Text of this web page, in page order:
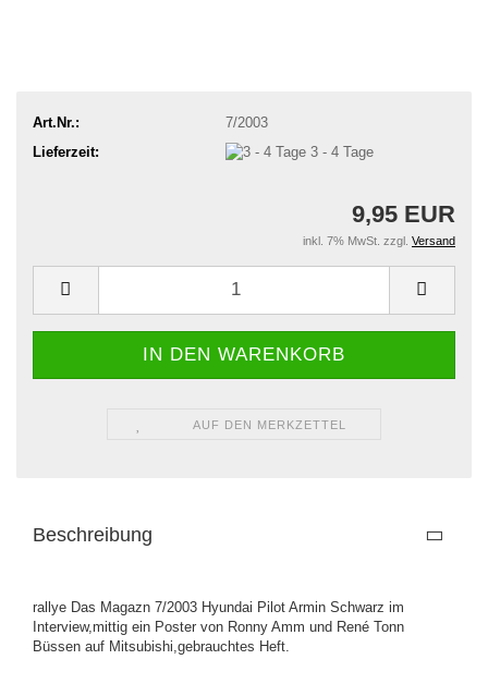
Art.Nr.:
7/2003
Lieferzeit:
3 - 4 Tage
9,95 EUR
inkl. 7% MwSt. zzgl. Versand
AUF DEN MERKZETTEL
Beschreibung
rallye Das Magazn 7/2003 Hyundai Pilot Armin Schwarz im
Interview,mittig ein Poster von Ronny Amm und René Tonn
Büssen auf Mitsubishi,gebrauchtes Heft.